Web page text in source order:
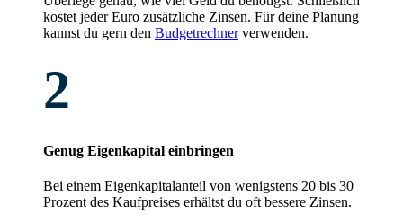
kostet jeder Euro zusätzliche Zinsen. Für deine Planung
kannst du gern den Budgetrechnerverwenden.
2
Genug Eigenkapital einbringen
Bei einem Eigenkapitalanteil von wenigstens 20 bis 30
Prozent des Kaufpreises erhältst du oft bessere Zinsen.